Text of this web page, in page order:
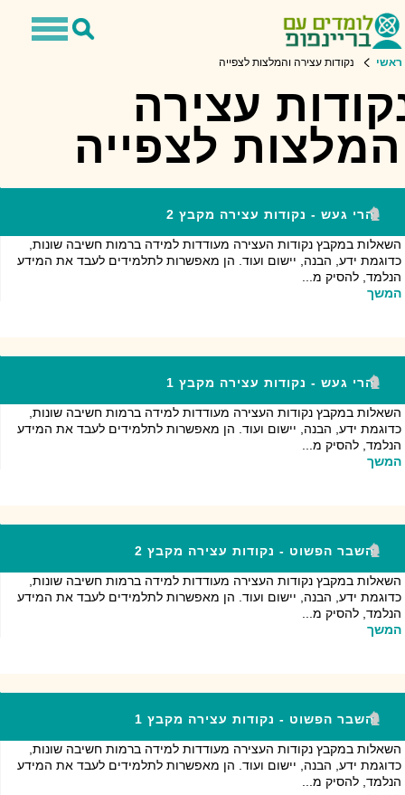
Toggle
Toggle
ראשי נקודות עצירה והמלצות לצפייה
עצירה
לצפייה
הרי געש - נקודות עצירה מקבץ 2
השאלות במקבץ נקודות העצירה מעודדות למידה ברמות חשיבה שונות,
כדוגמת ידע, הבנה, יישום ועוד. הן מאפשרות לתלמידים לעבד את המידע
הנלמד, להסיק מ...
המשך
הרי געש - נקודות עצירה מקבץ 1
השאלות במקבץ נקודות העצירה מעודדות למידה ברמות חשיבה שונות,
כדוגמת ידע, הבנה, יישום ועוד. הן מאפשרות לתלמידים לעבד את המידע
הנלמד, להסיק מ...
המשך
השבר הפשוט - נקודות עצירה מקבץ 2
השאלות במקבץ נקודות העצירה מעודדות למידה ברמות חשיבה שונות,
כדוגמת ידע, הבנה, יישום ועוד. הן מאפשרות לתלמידים לעבד את המידע
הנלמד, להסיק מ...
המשך
השבר הפשוט - נקודות עצירה מקבץ 1
השאלות במקבץ נקודות העצירה מעודדות למידה ברמות חשיבה שונות,
כדוגמת ידע, הבנה, יישום ועוד. הן מאפשרות לתלמידים לעבד את המידע
הנלמד, להסיק מ...